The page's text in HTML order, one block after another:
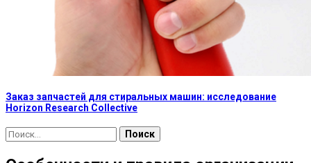
Заказ запчастей для стиральных машин: исследование
Horizon Research Collective
Найти: